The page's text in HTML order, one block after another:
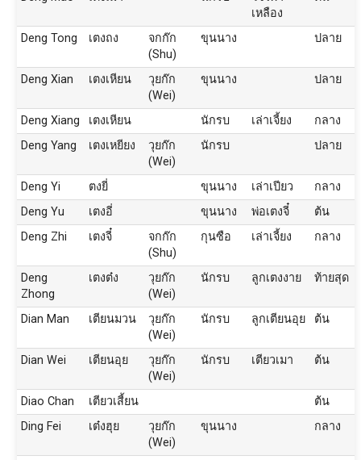
เหลือง
Deng Tong เตงถง
จกก๊ก
(Shu)
ขุนนาง ปลาย
Deng Xian เตงเหียน
วุยก๊ก
(Wei)
ขุนนาง ปลาย
Deng Xiang เตงเหียน นักรบ เล่าเจี้ยง
กลาง
Deng Yang
เตงเหยียง
วุยก๊ก
(Wei)
นักรบ ปลาย
Deng Yi ตงยี่ ขุนนาง เล่าเปียว
กลาง
Deng Yu
เตงอี่ ขุนนาง พ่อเตงจี๋
ต้น
Deng Zhi
เตงจี๋
จกก๊ก
(Shu)
กุนซือ เล่าเจี้ยง กลาง
Deng
Zhong
เตงต๋ง
วุยก๊ก
(Wei)
นักรบ ลูกเตงงาย ท้ายสุด
Dian Man เตียนมวน
วุยก๊ก
(Wei)
นักรบ ลูกเตียนอุย ต้น
Dian Wei เตียนอุย
วุยก๊ก
(Wei)
นักรบ เตียวเมา ต้น
Diao Chan เตียวเสี้ยน
ต้น
Ding Fei
เต๋งฮุย
วุยก๊ก
(Wei)
ขุนนาง กลาง